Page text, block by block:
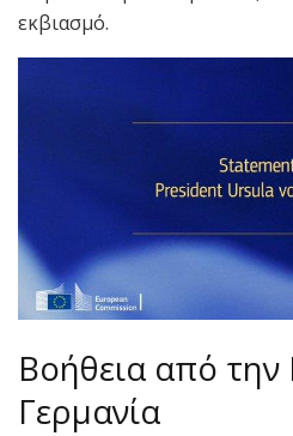
εκβιασμό.
Βοήθεια από
Γερμανία